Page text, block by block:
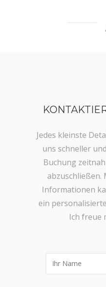
Jedes kleinste
uns schneller
Buchung
abzuschließen.
Informationen
ein
Ich freue